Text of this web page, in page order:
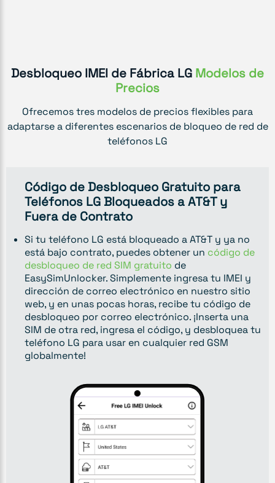
Desbloqueo IMEI de Fábrica LG Modelos de
Precios
Ofrecemos tres modelos de precios flexibles para
adaptarse a diferentes escenarios de bloqueo de red de
teléfonos LG
Código de Desbloqueo Gratuito para
Teléfonos LG Bloqueados a AT&T y
Fuera de Contrato
Si tu teléfono LG está bloqueado a AT&T y ya no
está bajo contrato, puedes obtener un código de
desbloqueo de red SIM gratuito de
EasySimUnlocker. Simplemente ingresa tu IMEI y
dirección de correo electrónico en nuestro sitio
web, y en unas pocas horas, recibe tu código de
desbloqueo por correo electrónico. ¡Inserta una
SIM de otra red, ingresa el código, y desbloquea tu
teléfono LG para usar en cualquier red GSM
globalmente!